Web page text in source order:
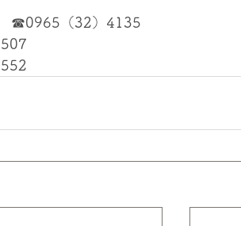
　☎0965（32）4135